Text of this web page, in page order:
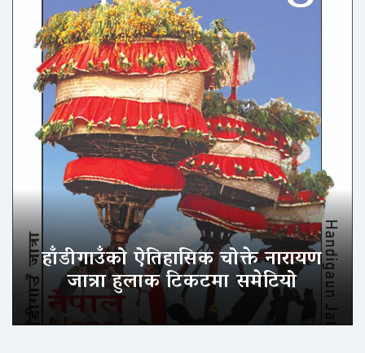
हाँडीगाउँको ऐतिहासिक चोक्ते नारायण
जात्रा हुलाक टिकटमा समेटियो